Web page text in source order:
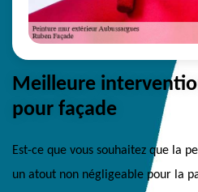
Meilleure
pour façade
Est-ce que vous souhaitez que la
un atout non négligeable pour la